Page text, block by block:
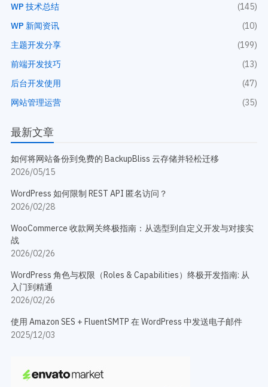
WP 技术总结
(145)
WP 新闻资讯
(10)
主题开发分享
(199)
前端开发技巧
(13)
后台开发使用
(47)
网站管理运营
(35)
最新文章
如何将网站备份到免费的 BackupBliss 云存储并轻松迁移
2026/05/15
WordPress 如何限制 REST API 匿名访问？
2026/02/28
WooCommerce 收款网关终极指南：从选型到自定义开发与对接实
战
2026/02/26
WordPress 角色与权限（Roles & Capabilities）终极开发指南: 从
入门到精通
2026/02/26
使用 Amazon SES + FluentSMTP 在 WordPress 中发送电子邮件
2025/12/03